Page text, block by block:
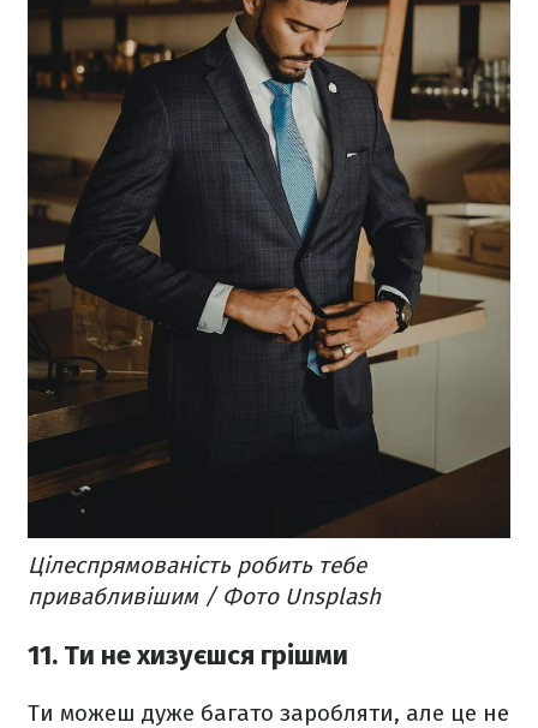
Цілеспрямованість робить тебе
привабливішим / Фото Unsplash
11. Ти не хизуєшся грішми
Ти можеш дуже багато заробляти, але це не